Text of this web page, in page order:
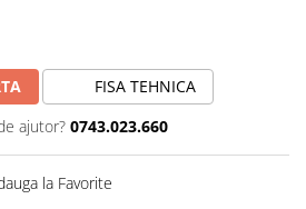
FISA TEHNICA
ajutor? 0743.023.660
la Favorite